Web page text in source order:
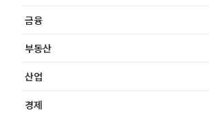
금융
부동산
산업
경제